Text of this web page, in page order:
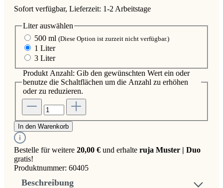
Sofort verfügbar, Lieferzeit: 1-2 Arbeitstage
Literauswählen
500 ml (Diese Option ist zurzeit nicht verfügbar.)
1 Liter
3 Liter
Produkt Anzahl: Gib den gewünschten Wert ein oder
benutze die Schaltflächen um die Anzahl zu erhöhen
oder zu reduzieren.
In den Warenkorb
Bestelle für weitere 20,00 € und erhalte ruja Muster | Duo
gratis!
Produktnummer: 60405
Beschreibung